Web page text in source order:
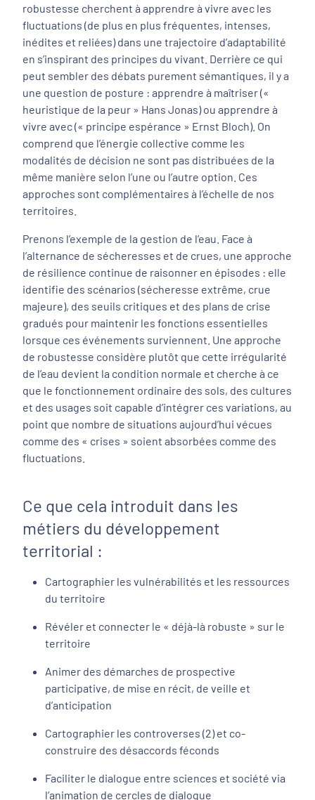
robustesse cherchent à apprendre à vivre avec les
fluctuations (de plus en plus fréquentes, intenses,
inédites et reliées) dans une trajectoire d’adaptabilité
en s’inspirant des principes du vivant. Derrière ce qui
peut sembler des débats purement sémantiques, il y a
une question de posture : apprendre à maîtriser («
heuristique de la peur » Hans Jonas) ou apprendre à
vivre avec (« principe espérance » Ernst Bloch). On
comprend que l’énergie collective comme les
modalités de décision ne sont pas distribuées de la
même manière selon l’une ou l’autre option. Ces
approches sont complémentaires à l’échelle de nos
territoires.
Prenons l’exemple de la gestion de l’eau. Face à
l’alternance de sécheresses et de crues, une approche
de résilience continue de raisonner en épisodes : elle
identifie des scénarios (sécheresse extrême, crue
majeure), des seuils critiques et des plans de crise
gradués pour maintenir les fonctions essentielles
lorsque ces événements surviennent. Une approche
de robustesse considère plutôt que cette irrégularité
de l’eau devient la condition normale et cherche à ce
que le fonctionnement ordinaire des sols, des cultures
et des usages soit capable d’intégrer ces variations, au
point que nombre de situations aujourd’hui vécues
comme des « crises » soient absorbées comme des
fluctuations.
Ce que cela introduit dans les
métiers du développement
territorial :
Cartographier les vulnérabilités et les ressources
du territoire
Révéler et connecter le « déjà-là robuste » sur le
territoire
Animer des démarches de prospective
participative, de mise en récit, de veille et
d’anticipation
Cartographier les controverses (2) et co-
construire des désaccords féconds
Faciliter le dialogue entre sciences et société via
l’animation de cercles de dialogue